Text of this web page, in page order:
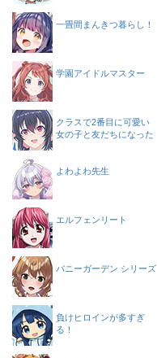
一畳間まんきつ暮らし！
学園アイドルマスター
クラスで2番目に可愛い
女の子と友だちになった
よわよわ先生
エルフェンリート
バニーガーデン シリーズ
負けヒロインが多すぎ
る！